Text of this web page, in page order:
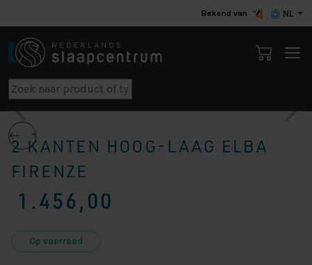
Bekend van NL
2 KANTEN HOOG-LAAG ELBA
FIRENZE
1.456,00
Op voorraad